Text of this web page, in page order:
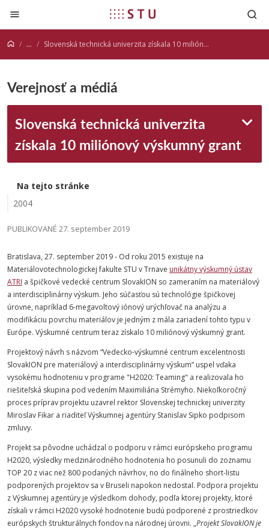
Prejsť na obsah
... Slovenská technická univerzita získala 10 miliónový výskumný grant
Verejnosť a médiá
Slovenská technická univerzita
získala 10 miliónový výskumný grant
Na tejto stránke
2004
PUBLIKOVANÉ 27. september 2019
Bratislava, 27. september 2019 - Od roku 2015 existuje na
Materiálovotechnologickej fakulte STU v Trnave unikátny výskumný ústav
ATRI a špičkové vedecké centrum SlovakION so zameraním na materiálový
a interdisciplinárny výskum. Jeho súčasťou sú technológie špičkovej
úrovne, napríklad 6-megavoltový iónový urýchľovač na analýzu a
modifikáciu povrchu materiálov je jedným z mála zariadení tohto typu v
Európe. Výskumné centrum teraz získalo 10 miliónový výskumný grant.
Projektový návrh s názvom “Vedecko-výskumné centrum excelentnosti
SlovakION pre materiálový a interdisciplinárny výskum” uspel vďaka
vysokému hodnoteniu v programe "H2020: Teaming" a realizovala ho
riešiteľská skupina pod vedením Maximiliána Strémyho. Niekoľkoročný
proces príprav projektu uzavrel rektor Slovenskej technickej univerzity
Miroslav Fikar a riaditeľ Výskumnej agentúry Stanislav Sipko podpisom
zmluvy.
Projekt sa pôvodne uchádzal o podporu v rámci európskeho programu
H2020, výsledky medzinárodného hodnotenia ho posunuli do zoznamu
TOP 20 z viac než 800 podaných návrhov, no do finálneho short-listu
podporených projektov sa v Bruseli napokon nedostal. Podpora projektu
z Výskumnej agentúry je výsledkom dohody, podľa ktorej projekty, ktoré
získali v rámci H2020 vysoké hodnotenie budú podporené z prostriedkov
európskych štrukturálnych fondov na národnej úrovni. „Projekt SlovakION je